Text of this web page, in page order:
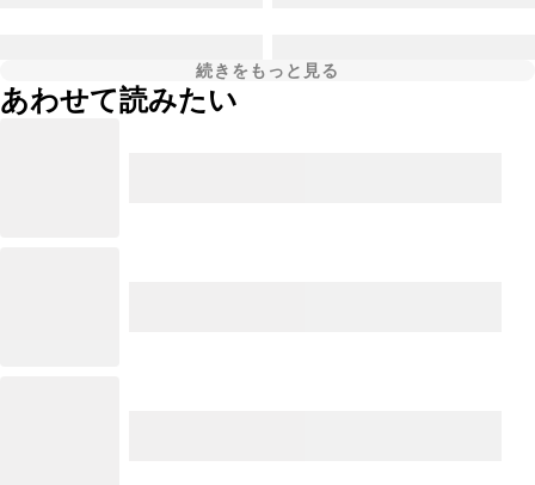
続きをもっと見る
あわせて読みたい